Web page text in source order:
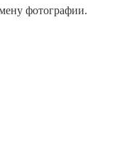
фотографии.